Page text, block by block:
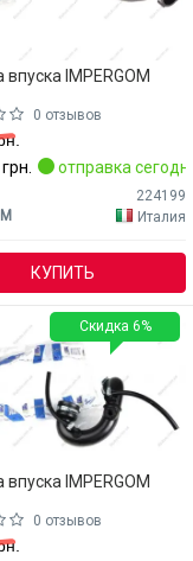
IMPERGOM
0 отзывов
грн. отправка
224199
Италия
КУПИТЬ
IMPERGOM
0 отзывов
Скидка 6%